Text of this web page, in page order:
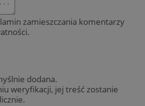
zamieszczania komentarzy
dodana.
weryfikacji, jej treść zostanie